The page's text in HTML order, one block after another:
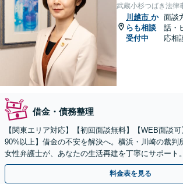
武蔵小杉つばき法律
川越市 か
らも相談
受付中
面談
話・
応相
借金・債務整理
【関東エリア対応】【初回面談無料】【WEB面談
90%以上】借金の不安を解決へ。横浜・川崎の裁判
女性弁護士が、あなたの生活再建を丁寧にサポート
ず、新しい人生への一歩をここから踏み出しません
料金表を見る